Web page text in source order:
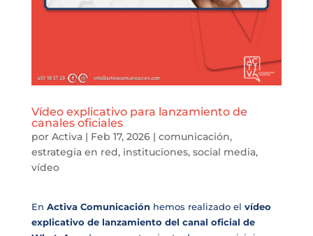
Vídeo explicativo para lanzamiento de
canales oficiales
por Activa| Feb 17, 2026| comunicación,
estrategia en red, instituciones, social media,
vídeo
En Activa Comunicación hemos realizado el vídeo
explicativo de lanzamiento del canal oficial de